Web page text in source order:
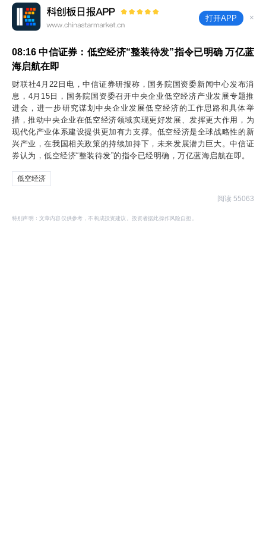
打开APP ×
08:16 中信证券：低空经济“整装待发”指令已明确 万亿蓝
海启航在即
财联社4月22日电，中信证券研报称，国务院国资委新闻中心发布消
息，4月15日，国务院国资委召开中央企业低空经济产业发展专题推
进会，进一步研究谋划中央企业发展低空经济的工作思路和具体举
措，推动中央企业在低空经济领域实现更好发展、发挥更大作用，为
现代化产业体系建设提供更加有力支撑。低空经济是全球战略性的新
兴产业，在我国相关政策的持续加持下，未来发展潜力巨大。中信证
券认为，低空经济“整装待发”的指令已经明确，万亿蓝海启航在即。
低空经济
阅读 55063
特别声明：文章内容仅供参考，不构成投资建议。投资者据此操作风险自担。